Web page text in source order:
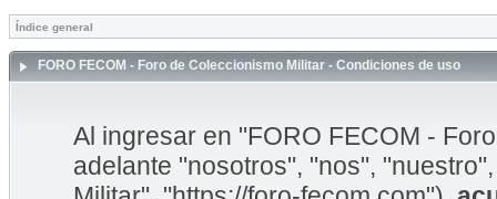
Índice general
FORO FECOM - Foro de Coleccionismo Militar - Condiciones de uso
Al ingresar en "FORO FECOM -
adelante "nosotros", "nos",